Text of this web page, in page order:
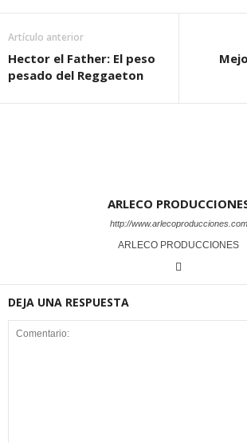
Artículo anterior
Hector el Father: El peso
pesado del Reggaeton
ARLECO
http://www.arlecoproducciones.com
ARLECO PRODUCCIONES
DEJA UNA RESPUESTA